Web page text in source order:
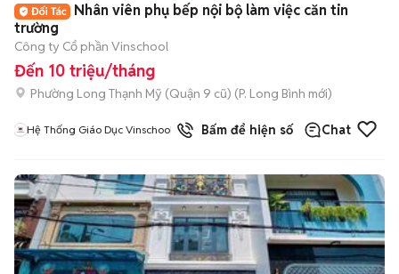
Nhân viên phụ bếp nội bộ làm việc căn tin
trường
Công ty Cổ phần Vinschool
Đến 10 triệu/tháng
Phường Long Thạnh Mỹ (Quận 9 cũ) (P. Long Bình mới)
Hệ Thống Giáo Dục Vinschool Bấm để hiện số Chat